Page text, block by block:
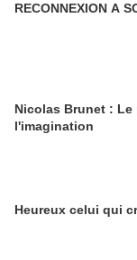
RECONNEXION A
Nicolas Brunet :
l'imagination
Heureux celui qui